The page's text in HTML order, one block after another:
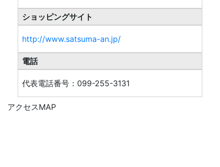
ショッピングサイト
http://www.satsuma-an.jp/
電話
代表電話番号：099-255-3131
アクセスMAP